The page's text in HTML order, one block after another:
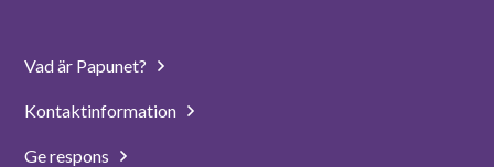
Vad är Papunet?
Kontaktinformation
Ge respons